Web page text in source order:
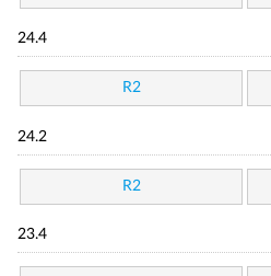
24.4
R2
24.2
R2
23.4